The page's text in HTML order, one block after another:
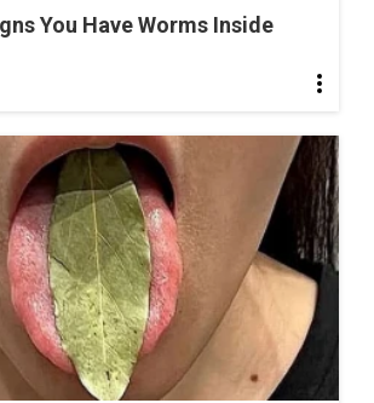
You Have Worms Inside